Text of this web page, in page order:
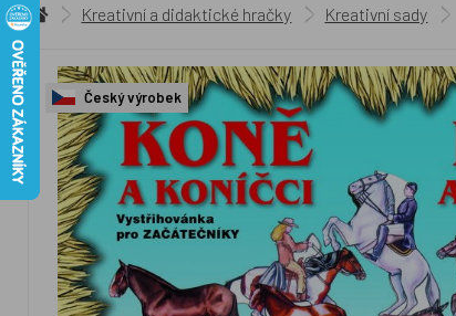
Kreativní a didaktické hračky Kreativní sady
Český výrobek